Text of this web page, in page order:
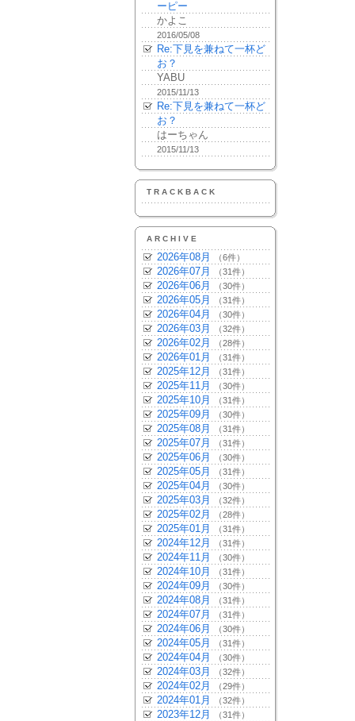
ーピー
かよこ
2016/05/08
Re:下見を兼ねて一杯ど
お？
YABU
2015/11/13
Re:下見を兼ねて一杯ど
お？
はーちゃん
2015/11/13
TRACKBACK
ARCHIVE
2026年08月 （6件）
2026年07月 （31件）
2026年06月 （30件）
2026年05月 （31件）
2026年04月 （30件）
2026年03月 （32件）
2026年02月 （28件）
2026年01月 （31件）
2025年12月 （31件）
2025年11月 （30件）
2025年10月 （31件）
2025年09月 （30件）
2025年08月 （31件）
2025年07月 （31件）
2025年06月 （30件）
2025年05月 （31件）
2025年04月 （30件）
2025年03月 （32件）
2025年02月 （28件）
2025年01月 （31件）
2024年12月 （31件）
2024年11月 （30件）
2024年10月 （31件）
2024年09月 （30件）
2024年08月 （31件）
2024年07月 （31件）
2024年06月 （30件）
2024年05月 （31件）
2024年04月 （30件）
2024年03月 （32件）
2024年02月 （29件）
2024年01月 （32件）
2023年12月 （31件）